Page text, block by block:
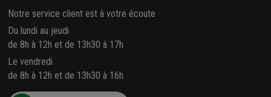
Notre service client est à votre écoute
Du lundi au jeudi
de 8h à 12h et de 13h30 à 17h
Le vendredi
de 8h à 12h et de 13h30 à 16h